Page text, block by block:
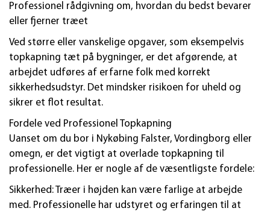
Professionel rådgivning om, hvordan du bedst bevarer
eller fjerner træet
Ved større eller vanskelige opgaver, som eksempelvis
topkapning tæt på bygninger, er det afgørende, at
arbejdet udføres af erfarne folk med korrekt
sikkerhedsudstyr. Det mindsker risikoen for uheld og
sikrer et flot resultat.
Fordele ved Professionel Topkapning
Uanset om du bor i Nykøbing Falster, Vordingborg eller
omegn, er det vigtigt at overlade topkapning til
professionelle. Her er nogle af de væsentligste fordele:
Sikkerhed: Træer i højden kan være farlige at arbejde
med. Professionelle har udstyret og erfaringen til at